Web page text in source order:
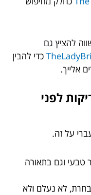
להציץ גם
כדי להבין
אלייך.
המהיר: 9 בדיקות לפני
על זה.
טבעי וגם בתאורה
לא נעלם ולא